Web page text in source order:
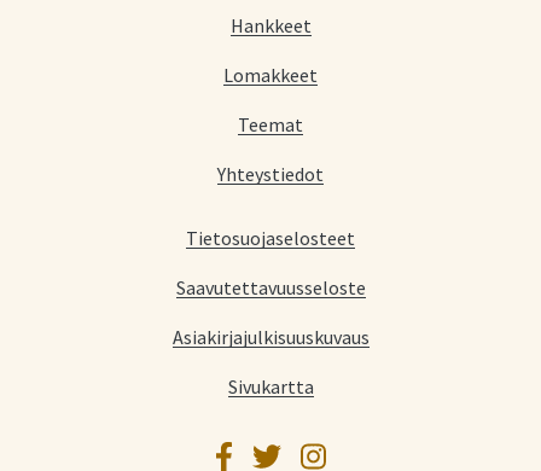
Hankkeet
Lomakkeet
Teemat
Yhteystiedot
Tietosuojaselosteet
Saavutettavuusseloste
Asiakirjajulkisuuskuvaus
Sivukartta
Facebook
TwitterInstagram